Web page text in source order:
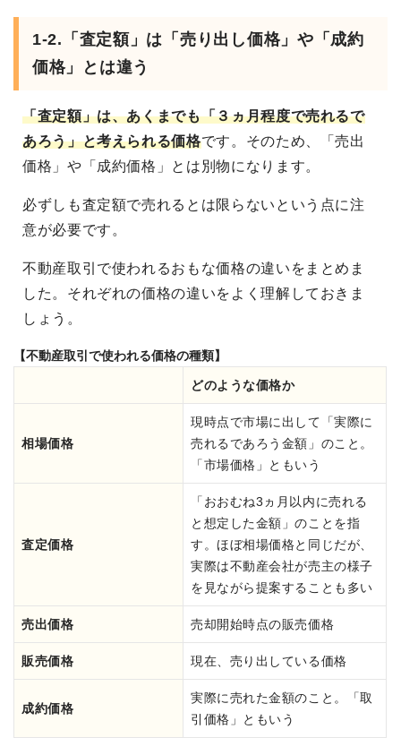
1-2.「査定額」は「売り出し価格」や「成約
価格」とは違う
「査定額」は、あくまでも「３ヵ月程度で売れるで
あろう」と考えられる価格です。そのため、「売出
価格」や「成約価格」とは別物になります。
必ずしも査定額で売れるとは限らないという点に注
意が必要です。
不動産取引で使われるおもな価格の違いをまとめま
した。それぞれの価格の違いをよく理解しておきま
しょう。
【不動産取引で使われる価格の種類】
どのような価格か
相場価格
現時点で市場に出して「実際に
売れるであろう金額」のこと。
「市場価格」ともいう
査定価格
「おおむね3ヵ月以内に売れる
と想定した金額」のことを指
す。ほぼ相場価格と同じだが、
実際は不動産会社が売主の様子
を見ながら提案することも多い
売出価格 売却開始時点の販売価格
販売価格 現在、売り出している価格
成約価格
実際に売れた金額のこと。「取
引価格」ともいう